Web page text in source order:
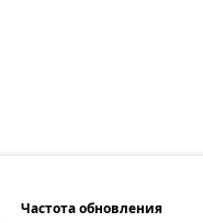
Частота обновления